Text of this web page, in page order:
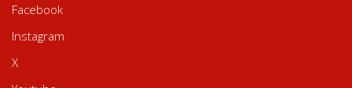
Facebook
Instagram
X